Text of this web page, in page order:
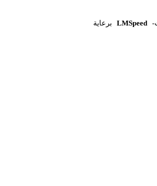
برعاية LMSpeed -